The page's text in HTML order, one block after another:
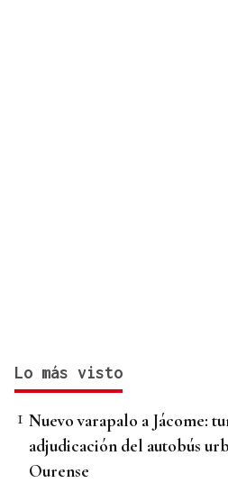
Lo más visto
Nuevo varapalo a Jácome:
adjudicación del autobús
Ourense